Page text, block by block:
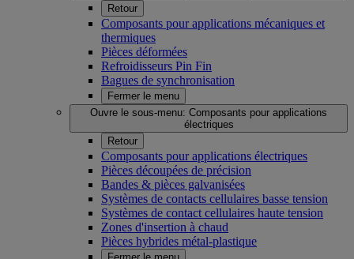
Retour
Composants pour applications mécaniques et
thermiques
Pièces déformées
Refroidisseurs Pin Fin
Bagues de synchronisation
Fermer le menu
Ouvre le sous-menu: Composants pour applications
électriques
Retour
Composants pour applications électriques
Pièces découpées de précision
Bandes & pièces galvanisées
Systèmes de contacts cellulaires basse tension
Systèmes de contact cellulaires haute tension
Zones d'insertion à chaud
Pièces hybrides métal-plastique